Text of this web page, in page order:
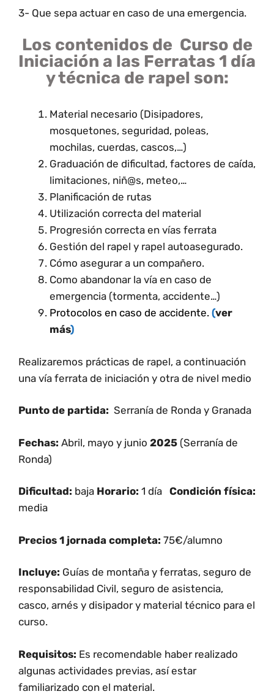
3- Que sepa actuar en caso de una emergencia.
Los contenidos de Curso de
Iniciación a las Ferratas 1 día
y técnica de rapel son:
Material necesario (Disipadores,
mosquetones, seguridad, poleas,
mochilas, cuerdas, cascos,…)
Graduación de dificultad, factores de caída,
limitaciones, niñ@s, meteo,…
Planificación de rutas
Utilización correcta del material
Progresión correcta en vías ferrata
Gestión del rapel y rapel autoasegurado.
Cómo asegurar a un compañero.
Como abandonar la vía en caso de
emergencia (tormenta, accidente…)
Protocolos en caso de accidente. (ver
más)
Realizaremos prácticas de rapel, a continuación
una vía ferrata de iniciación y otra de nivel medio
Punto de partida: Serranía de Ronda y Granada
Fechas: Abril, mayo y junio 2025 (Serranía de
Ronda)
Dificultad: baja Horario: 1 día Condición física:
media
Precios 1 jornada completa: 75€/alumno
Incluye: Guías de montaña y ferratas, seguro de
responsabilidad Civil, seguro de asistencia,
casco, arnés y disipador y material técnico para el
curso.
Requisitos: Es recomendable haber realizado
algunas actividades previas, así estar
familiarizado con el material.